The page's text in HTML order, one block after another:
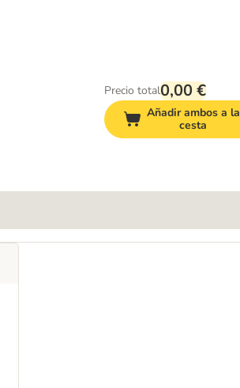
Precio total0,00 €
Añadir ambos a la
cesta